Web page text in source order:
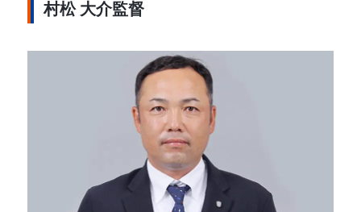
村松 大介監督